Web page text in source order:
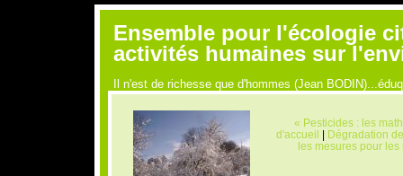
Ensemble pour l'écologie
activités humaines sur
Il n'est de richesse que d'hommes (Jean
« Pesticides : les
d'accueil | Dégradation
les mesures pour